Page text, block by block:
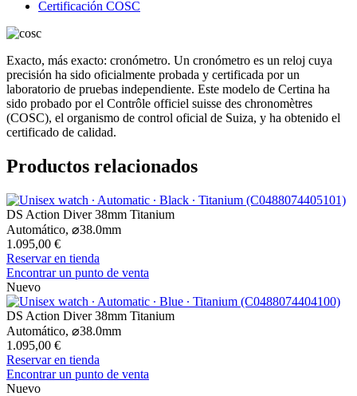
Certificación COSC
Exacto, más exacto: cronómetro. Un cronómetro es un reloj cuya
precisión ha sido oficialmente probada y certificada por un
laboratorio de pruebas independiente. Este modelo de Certina ha
sido probado por el Contrôle officiel suisse des chronomètres
(COSC), el organismo de control oficial de Suiza, y ha obtenido el
certificado de calidad.
Productos relacionados
DS Action Diver 38mm Titanium
Automático, ⌀38.0mm
1.095,00 €
Reservar en tienda
Encontrar un punto de venta
Nuevo
DS Action Diver 38mm Titanium
Automático, ⌀38.0mm
1.095,00 €
Reservar en tienda
Encontrar un punto de venta
Nuevo